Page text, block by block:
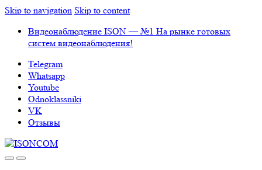
Skip to navigation Skip to content
Видеонаблюдение ISON — №1 На рынке готовых
систем видеонаблюдения!
Telegram
Whatsapp
Youtube
Odnoklassniki
VK
Отзывы